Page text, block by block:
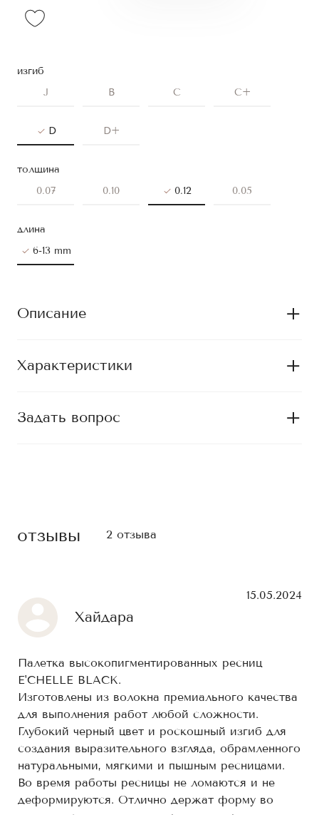
изгиб
J
B C C+
D D+
толщина
0.07
0.10 0.12 0.05
длина
6-13 mm
Описание
Характеристики
Задать вопрос
отзывы 2 отзыва
Хайдара
15.05.2024
Палетка высокопигментированных ресниц
E'CHELLE BLACK.
Изготовлены из волокна премиального качества
для выполнения работ любой сложности.
Глубокий черный цвет и роскошный изгиб для
создания выразительного взгляда, обрамленного
натуральными, мягкими и пышным ресницами.
Во время работы ресницы не ломаются и не
деформируются. Отлично держат форму во